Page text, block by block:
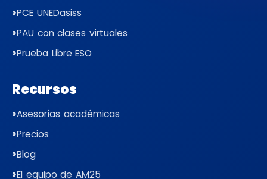
PCE UNEDasiss
PAU con clases virtuales
Prueba Libre ESO
Recursos
Asesorías académicas
Precios
Blog
El equipo de AM25